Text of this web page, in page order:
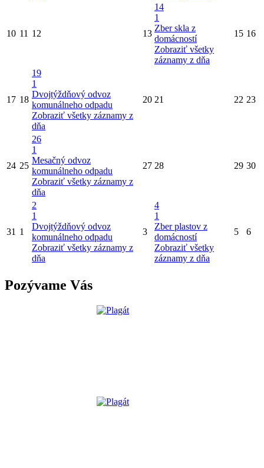
10 11 12 13
14
1
Zber skla z
domácností
Zobraziť všetky
záznamy z dňa
15 16
17 18
19
1
Dvojtýždňový odvoz
komunálneho odpadu
Zobraziť všetky záznamy z
dňa
20 21 22 23
24 25
26
1
Mesačný odvoz
komunálneho odpadu
Zobraziť všetky záznamy z
dňa
27 28 29 30
31 1
2
1
Dvojtýždňový odvoz
komunálneho odpadu
Zobraziť všetky záznamy z
dňa
3
4
1
Zber plastov z
domácností
Zobraziť všetky
záznamy z dňa
5 6
Pozývame Vás